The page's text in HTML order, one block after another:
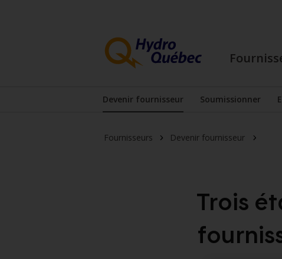
contenu
principal
menu
de
pied
Devenir fournisseur
Afficher le sous-menu
Soumissionner
Fournisseurs Devenir fournisseur
Trois